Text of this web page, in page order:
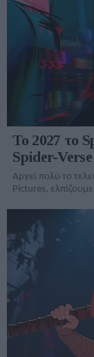
Το 2027 το
Spider-
Αργεί πολύ το
Pictures,